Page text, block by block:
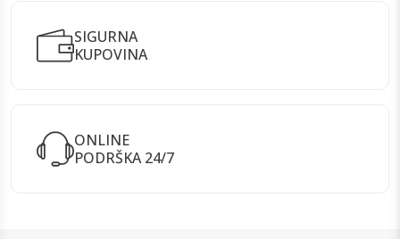
SIGURNA
KUPOVINA
ONLINE
PODRŠKA 24/7